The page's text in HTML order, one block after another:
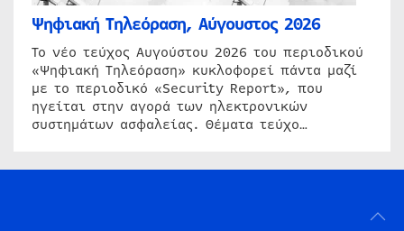
Ψηφιακή Τηλεόραση, Αύγουστος 2026
Το νέο τεύχος Αυγούστου 2026 του περιοδικού
«Ψηφιακή Τηλεόραση» κυκλοφορεί πάντα μαζί
με το περιοδικό «Security Report», που
ηγείται στην αγορά των ηλεκτρονικών
συστημάτων ασφαλείας. Θέματα τεύχο…